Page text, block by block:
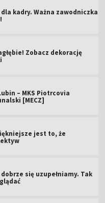
kadry. Ważna zawodniczka
Zobacz dekorację
– MKS Piotrcovia
[MECZ]
jest to, że
się uzupełniamy. Tak